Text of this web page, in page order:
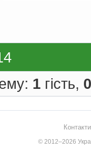
1 гість, 0
© 2012–2026